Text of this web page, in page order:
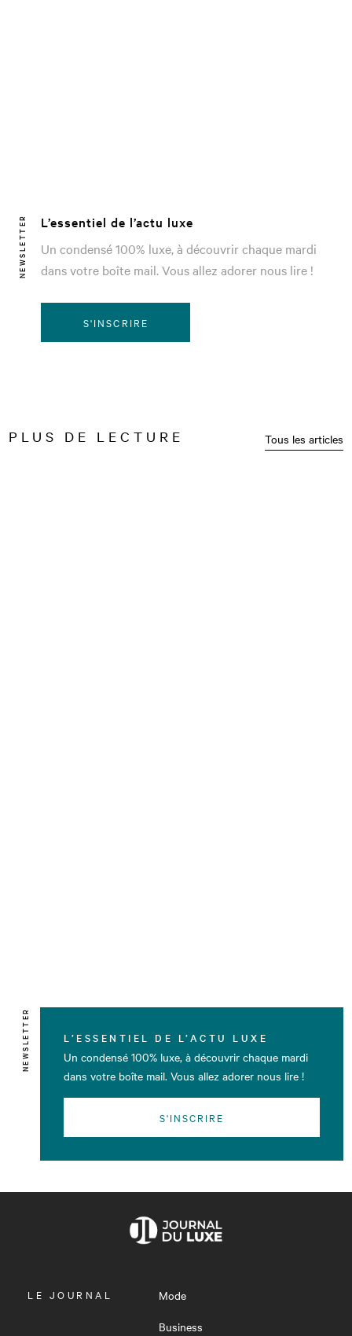
NEWSLETTER
L’essentiel de l’actu luxe
Un condensé 100% luxe, à découvrir chaque mardi
dans votre boîte mail. Vous allez adorer nous lire !
S'INSCRIRE
PLUS DE LECTURE Tous les articles
NEWSLETTER L’ESSENTIEL DE L’ACTU LUXE
Un condensé 100% luxe, à découvrir chaque mardi
dans votre boîte mail. Vous allez adorer nous lire !
S'INSCRIRE
OUVRIR
LE JOURNAL
Mode
Business